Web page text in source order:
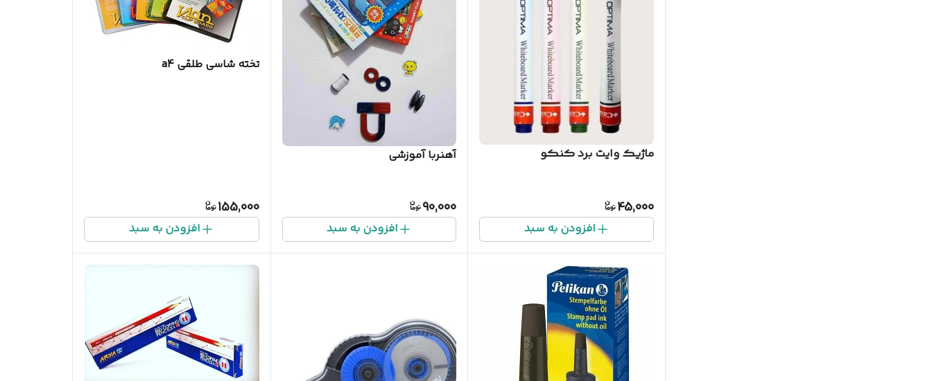
ماژیک وایت برد کنکو
45,000
افزودن به سبد
آهنربا آموزشی
90,000
افزودن به سبد
تخته شاسی طلقی a4
155,000
افزودن به سبد